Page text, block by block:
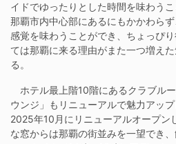
イドでゆったりとした時間を味わう
那覇市内中心部にあるにもかかわら
感覚を味わうことができ、ちょっぴ
ては那覇に来る理由がまた一つ増え
る。
ホテル最上階10階にあるクラブル
ウンジ」もリニューアルで魅力アップ
2025年10月にリニューアルオープン
な窓からは那覇の街並みを一望でき